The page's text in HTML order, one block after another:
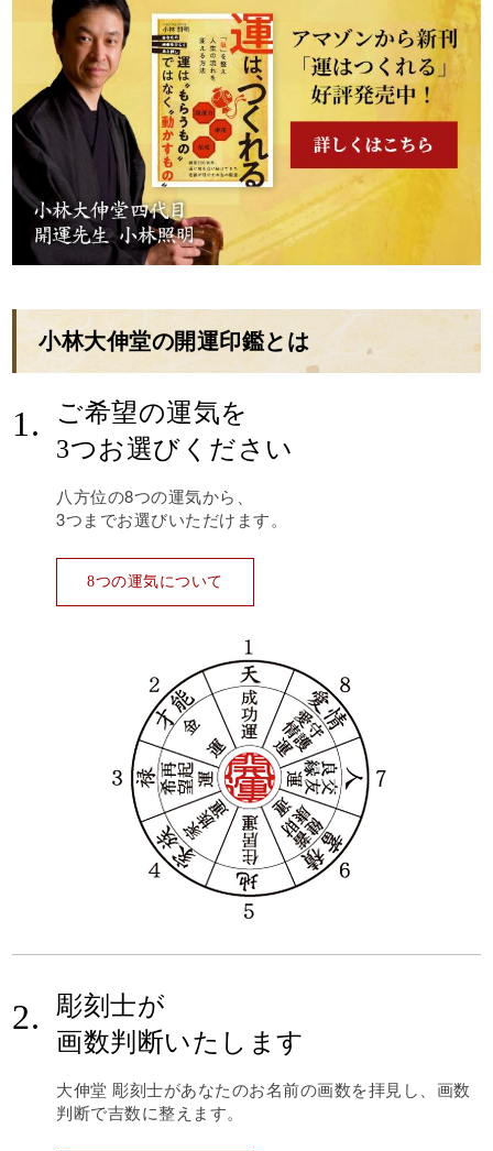
小林大伸堂の開運印鑑とは
1.
ご希望の運気を
3つお選びください
八方位の8つの運気から、
3つまでお選びいただけます。
8つの運気について
2.
彫刻士が
画数判断いたします
大伸堂 彫刻士があなたのお名前の画数を拝見し、画数
判断で吉数に整えます。